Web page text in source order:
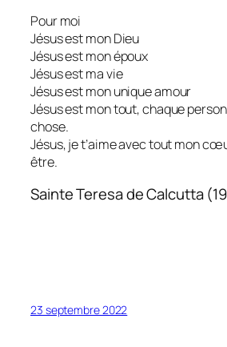
Pour moi
Jésus est mon Dieu
Jésus est mon époux
Jésus est ma vie
Jésus est mon unique amour
Jésus est mon tout, chaque
chose.
Jésus, je t’aime avec tout mon
être.
Sainte Teresa de Calcutta
23 septembre 2022